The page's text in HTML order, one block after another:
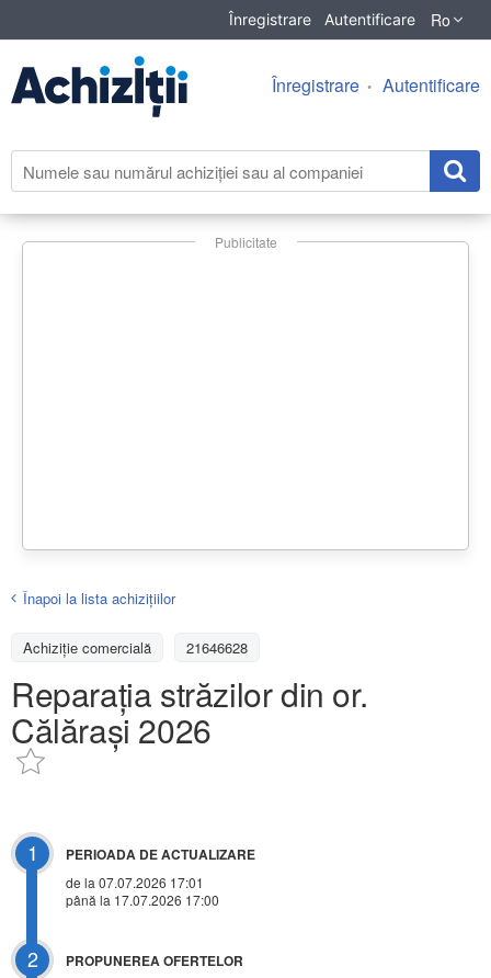
Înregistrare Autentificare Ro
Înregistrare Autentificare
Publicitate
Înapoi la lista achiziţiilor
Achizițiе comercială 21646628
Reparația străzilor din or.
Călărași 2026
1 PERIOADA DE ACTUALIZARE
de la 07.07.2026 17:01
până la 17.07.2026 17:00
2 PROPUNEREA OFERTELOR